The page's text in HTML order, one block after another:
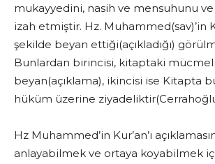
mukayyedini, nasih ve mensuhunu ve
izah etmiştir. Hz. Muhammed(sav)’in
şekilde beyan ettiği(açıkladığı)
Bunlardan birincisi, kitaptaki mücmeli
beyan(açıklama), ikincisi ise Kitapta
hüküm üzerine
Hz Muhammed’in Kur’an’ı
anlayabilmek ve ortaya koyabilmek